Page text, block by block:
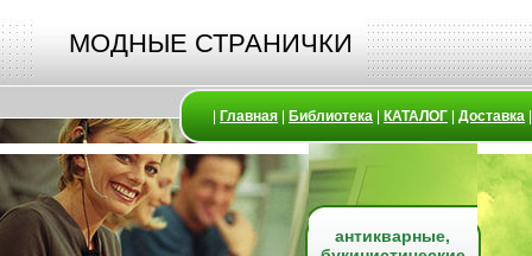
МОДНЫЕ СТРАНИЧКИ
Главная Библиотека КАТАЛОГ Доставка
антикварные,